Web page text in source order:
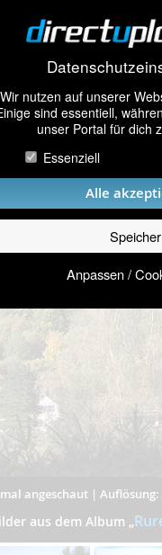
Wir nutzen auf unserer
sind essentiell,
unser Portal für dich
Essenziell
Alle
Anpassen /
angeschaut| Auflösung:
aus dem Album „